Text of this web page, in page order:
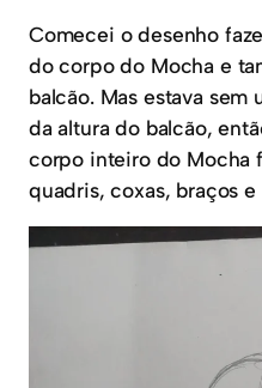
Comecei o desenho
do corpo do Mocha e
balcão. Mas estava
da altura do balcão,
corpo inteiro do Mocha
quadris, coxas, braços e